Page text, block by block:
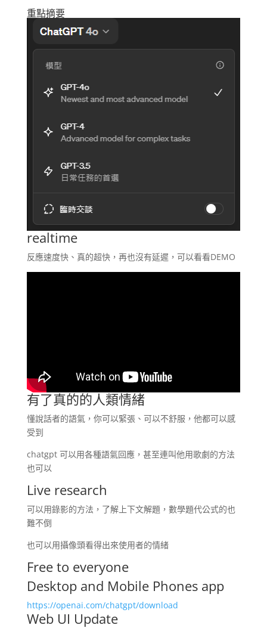
重點摘要
realtime
反應速度快、真的超快，再也沒有延遲，可以看看DEMO
有了真的的人類情緒
懂說話者的語氣，你可以緊張、可以不舒服，他都可以感
受到
chatgpt 可以用各種語氣回應，甚至連叫他用歌劇的方法
也可以
Live research
可以用錄影的方法，了解上下文解題，數學題代公式的也
難不倒
也可以用攝像頭看得出來使用者的情緒
Free to everyone
Desktop and Mobile Phones app
https://openai.com/chatgpt/download
Web UI Update